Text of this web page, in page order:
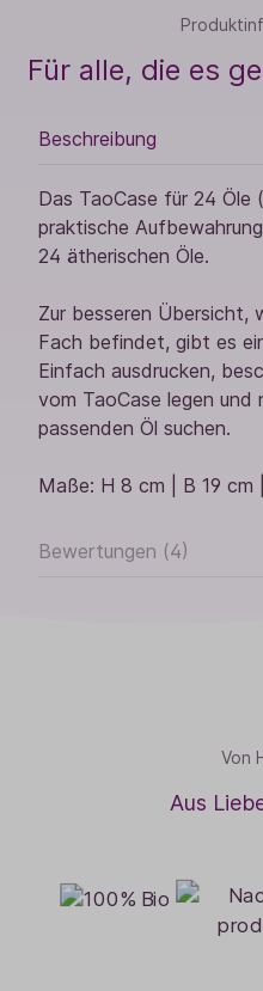
Für alle, die es
Beschreibung
Das TaoCase für 24 Öle
praktische
24 ätherischen Öle.
Zur besseren Übersicht,
Fach befindet, gibt es
Einfach ausdrucken,
vom TaoCase legen und
passenden Öl suchen.
Maße: H 8 cm | B 19 cm
Bewertungen (4)
Von
Aus